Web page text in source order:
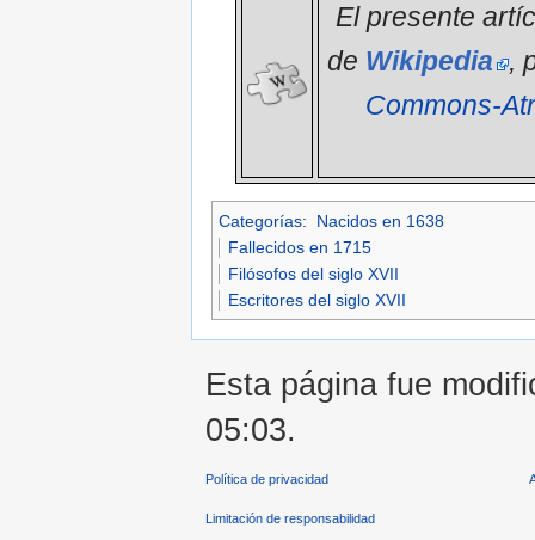
El presente
de Wikipedia ,
Commons-
Categorías:
Nacidos en 1638
Fallecidos en 1715
Filósofos del siglo XVII
Escritores del siglo XVII
Esta página fue
05:03.
Política de privacidad
Limitación de responsabilidad